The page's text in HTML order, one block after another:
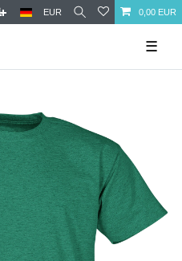
EUR 0,00 EUR
☰